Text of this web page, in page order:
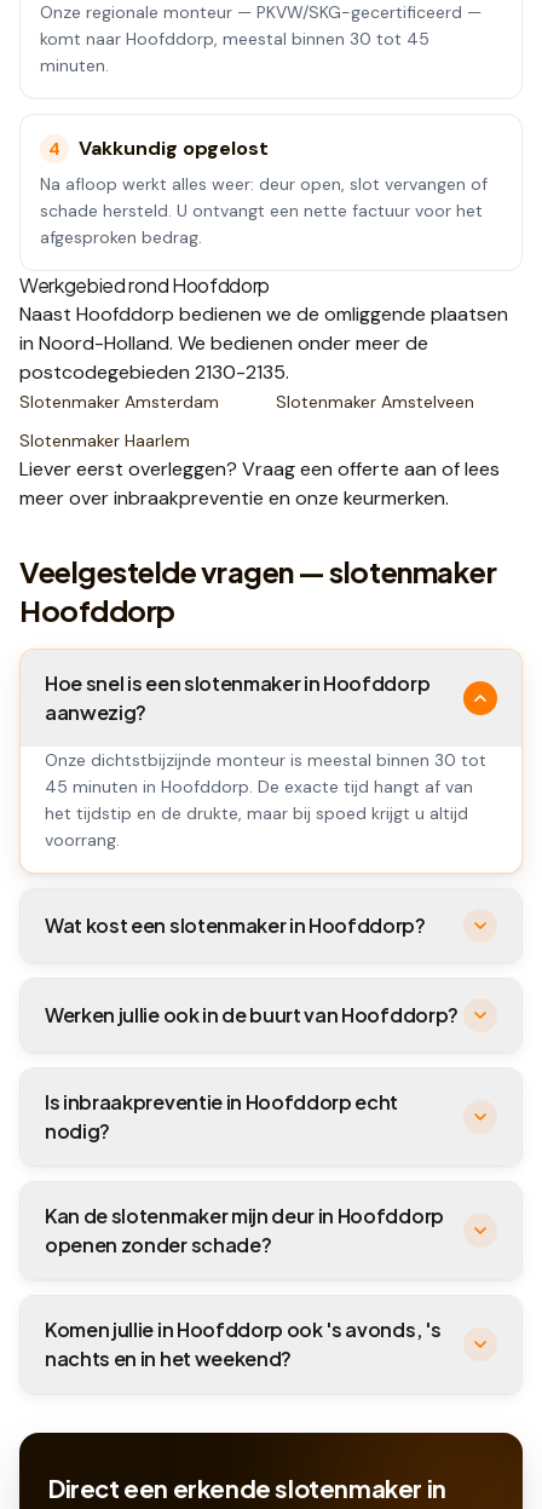
Onze regionale monteur — PKVW/SKG-gecertificeerd —
komt naar Hoofddorp, meestal binnen 30 tot 45
minuten.
4 Vakkundig opgelost
Na afloop werkt alles weer: deur open, slot vervangen of
schade hersteld. U ontvangt een nette factuur voor het
afgesproken bedrag.
Werkgebied rondHoofddorp
Naast Hoofddorp bedienen we de omliggende plaatsen
in Noord-Holland. We bedienen onder meer de
postcodegebieden 2130-2135.
Slotenmaker Amsterdam Slotenmaker Amstelveen
Slotenmaker Haarlem
Liever eerst overleggen? Vraag een offerte aan of lees
meer overinbraakpreventie en onze keurmerken.
Veelgestelde vragen — slotenmaker
Hoofddorp
Hoe snel is een slotenmaker in Hoofddorp
aanwezig?
Onze dichtstbijzijnde monteur is meestal binnen 30 tot
45 minuten in Hoofddorp. De exacte tijd hangt af van
het tijdstip en de drukte, maar bij spoed krijgt u altijd
voorrang.
Wat kost een slotenmaker in Hoofddorp?
Werken jullie ook in de buurt van Hoofddorp?
Is inbraakpreventie in Hoofddorp echt
nodig?
Kan de slotenmaker mijn deur in Hoofddorp
openen zonder schade?
Komen jullie in Hoofddorp ook 's avonds, 's
nachts en in het weekend?
Direct een erkende slotenmaker in